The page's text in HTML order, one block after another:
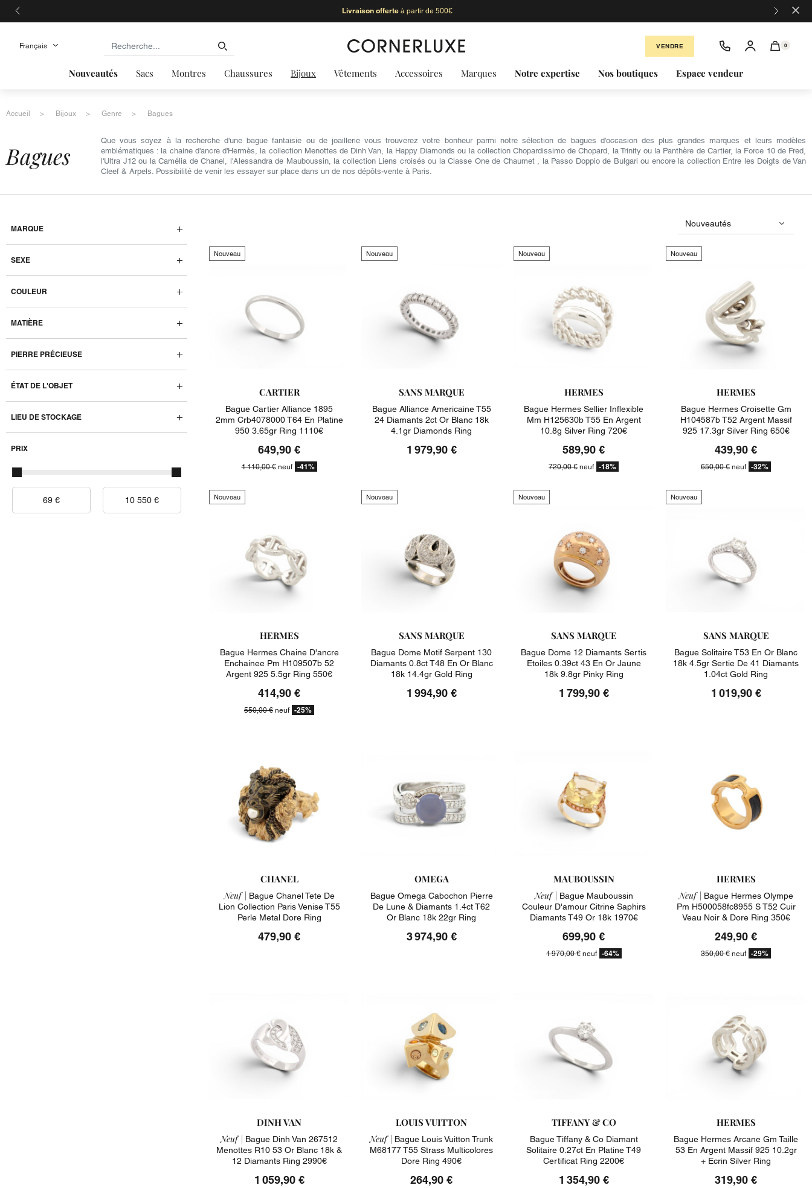
Livraison offerteà partir de 500€ ×
VENDRE 0
Nouveautés Sacs Montres Chaussures Bijoux Vêtements Accessoires Marques Notre expertise Nos boutiques Espace vendeur
Accueil Bijoux Genre Bagues
bagues
Que vous soyez à la recherche d'une bague fantaisie ou de joaillerie vous trouverez votre bonheur parmi notre sélection de bagues d'occasion des plus grandes marques et leurs modèles
emblématiques : la chaine d'ancre d'Hermès, la collection Menottes de Dinh Van, la Happy Diamonds ou la collection Chopardissimo de Chopard, la Trinity ou la Panthère de Cartier, la Force 10 de Fred,
l'Ultra J12 ou la Camélia de Chanel, l'Alessandra de Mauboussin, la collection Liens croisés ou la Classe One de Chaumet , la Passo Doppio de Bulgari ou encore la collection Entre les Doigts de Van
Cleef & Arpels. Possibilité de venir les essayer sur place dans un de nos dépôts-vente à Paris.
MARQUE
SEXE
COULEUR
MATIÈRE
PIERRE PRÉCIEUSE
ÉTAT DE L'OBJET
LIEU DE STOCKAGE
PRIX
Nouveau
CARTIER
Bague Cartier Alliance 1895
2mm Crb4078000 T64 En Platine
950 3.65gr Ring 1110€
649,90 €
1 110,00 €neuf -41%
Nouveau
SANS MARQUE
Bague Alliance Americaine T55
24 Diamants 2ct Or Blanc 18k
4.1gr Diamonds Ring
1 979,90 €
Nouveau
HERMES
Bague Hermes Sellier Inflexible
Mm H125630b T55 En Argent
10.8g Silver Ring 720€
589,90 €
720,00 € neuf -18%
Nouveau
HERMES
Bague Hermes Croisette Gm
H104587b T52 Argent Massif
925 17.3gr Silver Ring 650€
439,90 €
650,00 € neuf -32%
Nouveau
HERMES
Bague Hermes Chaine D'ancre
Enchainee Pm H109507b 52
Argent 925 5.5gr Ring 550€
414,90 €
550,00 € neuf -25%
Nouveau
SANS MARQUE
Bague Dome Motif Serpent 130
Diamants 0.8ct T48 En Or Blanc
18k 14.4gr Gold Ring
1 994,90 €
Nouveau
SANS MARQUE
Bague Dome 12 Diamants Sertis
Etoiles 0.39ct 43 En Or Jaune
18k 9.8gr Pinky Ring
1 799,90 €
Nouveau
SANS MARQUE
Bague Solitaire T53 En Or Blanc
18k 4.5gr Sertie De 41 Diamants
1.04ct Gold Ring
1 019,90 €
CHANEL
Neuf | Bague Chanel Tete De
Lion Collection Paris Venise T55
Perle Metal Dore Ring
479,90 €
OMEGA
Bague Omega Cabochon Pierre
De Lune & Diamants 1.4ct T62
Or Blanc 18k 22gr Ring
3 974,90 €
MAUBOUSSIN
Neuf | Bague Mauboussin
Couleur D'amour Citrine Saphirs
Diamants T49 Or 18k 1970€
699,90 €
1 970,00 €neuf -64%
HERMES
Neuf | Bague Hermes Olympe
Pm H500058fc8955 S T52 Cuir
Veau Noir & Dore Ring 350€
249,90 €
350,00 € neuf -29%
DINH VAN
Neuf | Bague Dinh Van 267512
Menottes R10 53 Or Blanc 18k &
12 Diamants Ring 2990€
1 059,90 €
LOUIS VUITTON
Neuf | Bague Louis Vuitton Trunk
M68177 T55 Strass Multicolores
Dore Ring 490€
264,90 €
TIFFANY & CO
Bague Tiffany & Co Diamant
Solitaire 0.27ct En Platine T49
Certificat Ring 2200€
1 354,90 €
HERMES
Bague Hermes Arcane Gm Taille
53 En Argent Massif 925 10.2gr
+ Ecrin Silver Ring
319,90 €